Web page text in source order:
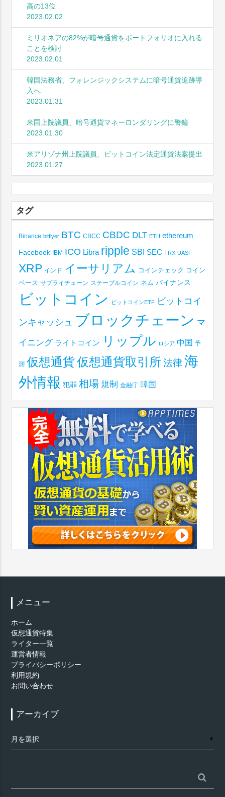
高の13位
2023.02.02
ミリオネアの82%が暗号通貨をポートフォリオに入れる
ことを検討
2023.02.01
韓国法務省、フォレンジックシステムに暗号通貨追跡導
入へ
2023.01.31
米国上院議員、暗号通貨マネーロンダリングに警鐘
2023.01.30
米アリゾナ州上院議員、ビットコイン法定通貨法案提出
2023.01.27
タグ
Binance bitflyer BTC CBCC CBDC DLT ETH ethereum
Facebook IBM ICO Libra ripple SBI SEC TRX UASF
XRP インド イーサリアム コインチェック コイン
ベース サプライチェーン ステーブルコイン ネム バイナンス
ビットコイン ビットコインETF ビットコイ
ンキャッシュ ブロックチェーン マ
イニング ライトコイン リップル ロシア 中国 予
測 仮想通貨仮想通貨取引所 法律 海
外情報 犯罪 相場 規制 金融庁 韓国
メニュー
ホーム
仮想通貨特集
ライター一覧
運営者情報
プライバシーポリシー
利用規約
お問い合わせ
アーカイブ
ー
▼
索: